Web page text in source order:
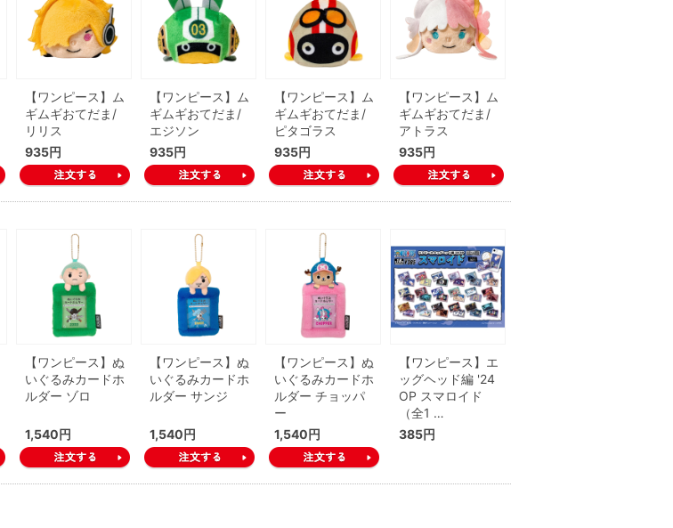
【ワンピース】ム
ギムギおてだま/
リリス
935円
【ワンピース】ム
ギムギおてだま/
エジソン
935円
【ワンピース】ム
ギムギおてだま/
ピタゴラス
935円
【ワンピース】ム
ギムギおてだま/
アトラス
935円
【ワンピース】ぬ
いぐるみカードホ
ルダー ゾロ
1,540円
【ワンピース】ぬ
いぐるみカードホ
ルダー サンジ
1,540円
【ワンピース】ぬ
いぐるみカードホ
ルダー チョッパ
ー
1,540円
【ワンピース】エ
ッグヘッド編 '24
OP スマロイド
（全1 …
385円